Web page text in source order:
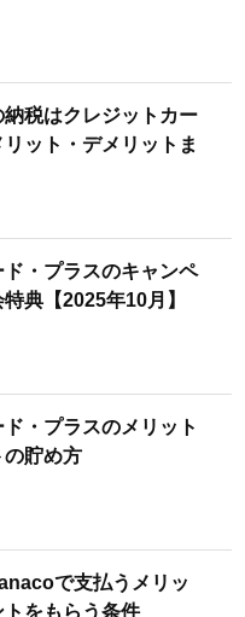
税はクレジットカー
リット・デメリットま
ド・プラスのキャンペ
典【2025年10月】
・プラスのメリット
の貯め方
で支払うメリッ
トをもらう条件